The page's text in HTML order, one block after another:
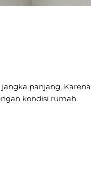
panjang. Karena
kondisi rumah.